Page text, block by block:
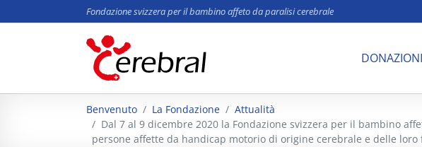
Fondazione svizzera per il bambino affeto da paralisi cerebrale
DONAZIONI
Benvenuto La Fondazione
Attualità
Dal 7 al 9 dicembre 2020 la Fondazione svizzera per il bambino
persone affette da handicap motorio di origine cerebrale e delle loro